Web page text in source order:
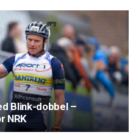
Blink-dobbel –
NRK